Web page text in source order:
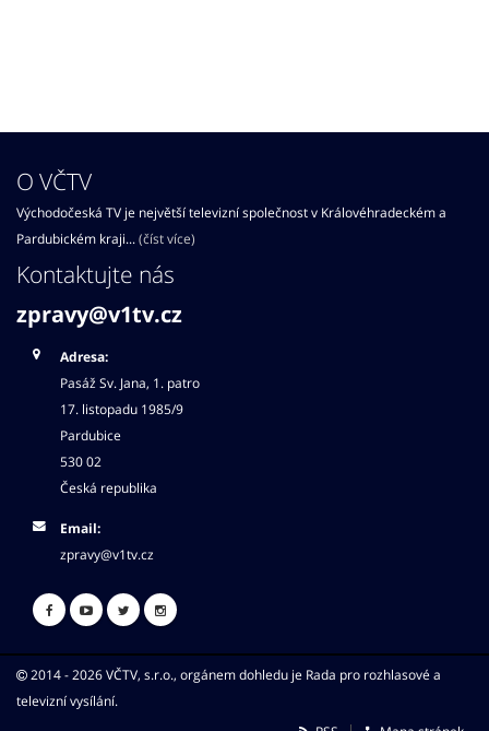
O VČTV
Východočeská TV je největší televizní společnost v Královéhradeckém a
Pardubickém kraji... (číst více)
Kontaktujte nás
zpravy@v1tv.cz
Adresa:
Pasáž Sv. Jana, 1. patro
17. listopadu 1985/9
Pardubice
530 02
Česká republika
Email:
zpravy@v1tv.cz
2014 - 2026 VČTV, s.r.o., orgánem dohledu je Rada pro rozhlasové a
televizní vysílání.